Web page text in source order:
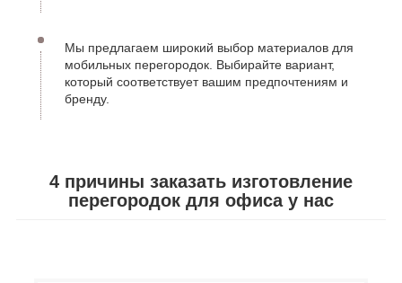
Мы предлагаем широкий выбор материалов для
мобильных перегородок. Выбирайте вариант,
который соответствует вашим предпочтениям и
бренду.
4 причины заказать изготовление
перегородок для офиса у нас